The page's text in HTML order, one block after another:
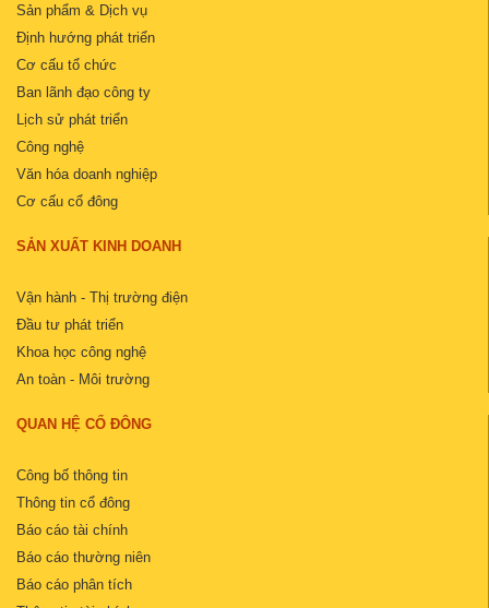
Sản phẩm & Dịch vụ
Định hướng phát triển
Cơ cấu tổ chức
Ban lãnh đạo công ty
Lịch sử phát triển
Công nghệ
Văn hóa doanh nghiệp
Cơ cấu cổ đông
SẢN XUẤT KINH DOANH
Vận hành - Thị trường điện
Đầu tư phát triển
Khoa học công nghệ
An toàn - Môi trường
QUAN HỆ CỔ ĐÔNG
Công bố thông tin
Thông tin cổ đông
Báo cáo tài chính
Báo cáo thường niên
Báo cáo phân tích